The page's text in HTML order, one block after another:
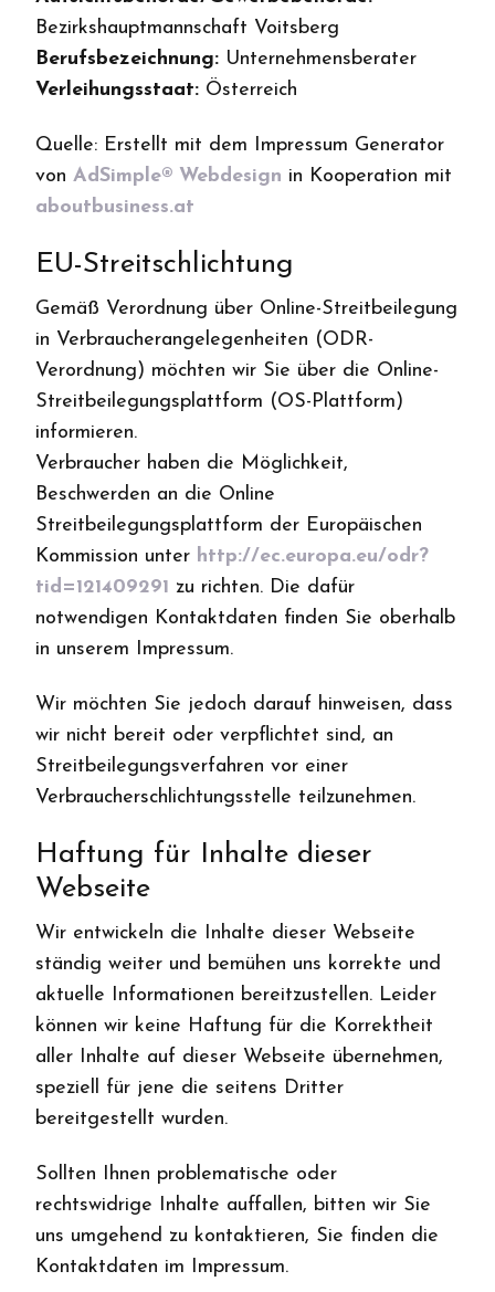
Bezirkshauptmannschaft Voitsberg
Berufsbezeichnung: Unternehmensberater
Verleihungsstaat: Österreich
Quelle: Erstellt mit dem Impressum Generator
von AdSimple® Webdesign in Kooperation mit
aboutbusiness.at
EU-Streitschlichtung
Gemäß Verordnung über Online-Streitbeilegung
in Verbraucherangelegenheiten (ODR-
Verordnung) möchten wir Sie über die Online-
Streitbeilegungsplattform (OS-Plattform)
informieren.
Verbraucher haben die Möglichkeit,
Beschwerden an die Online
Streitbeilegungsplattform der Europäischen
Kommission unter http://ec.europa.eu/odr?
tid=121409291 zu richten. Die dafür
notwendigen Kontaktdaten finden Sie oberhalb
in unserem Impressum.
Wir möchten Sie jedoch darauf hinweisen, dass
wir nicht bereit oder verpflichtet sind, an
Streitbeilegungsverfahren vor einer
Verbraucherschlichtungsstelle teilzunehmen.
Haftung für Inhalte dieser
Webseite
Wir entwickeln die Inhalte dieser Webseite
ständig weiter und bemühen uns korrekte und
aktuelle Informationen bereitzustellen. Leider
können wir keine Haftung für die Korrektheit
aller Inhalte auf dieser Webseite übernehmen,
speziell für jene die seitens Dritter
bereitgestellt wurden.
Sollten Ihnen problematische oder
rechtswidrige Inhalte auffallen, bitten wir Sie
uns umgehend zu kontaktieren, Sie finden die
Kontaktdaten im Impressum.